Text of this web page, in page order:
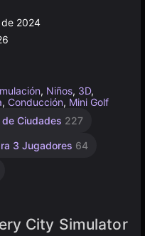
2024
, Niños, 3D,
, Conducción, Mini Golf
Ciudades 227
3 Jugadores 64
City Simulator